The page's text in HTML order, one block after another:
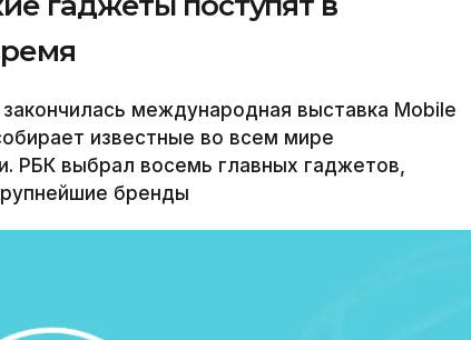
международная выставка Mobile
известные во всем мире
РБК выбрал восемь главных гаджетов,
бренды